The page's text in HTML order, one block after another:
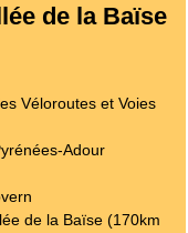
de la Baïse
Véloroutes et Voies
Adour
de la Baïse (170km